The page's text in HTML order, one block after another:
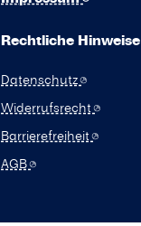
Rechtliche Hinweise
Datenschutz
Widerrufsrecht
Barrierefreiheit
AGB